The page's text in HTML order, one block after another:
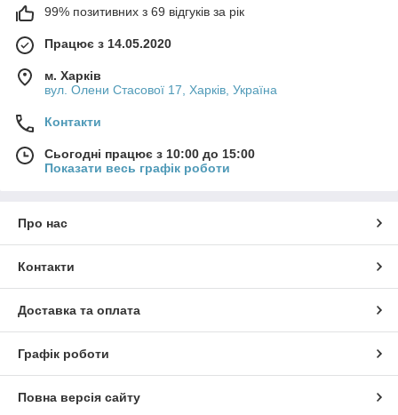
99% позитивних з 69 відгуків за рік
Працює з 14.05.2020
м. Харків
вул. Олени Стасової 17, Харків, Україна
Контакти
Сьогодні працює з 10:00 до 15:00
Показати весь графік роботи
Про нас
Контакти
Доставка та оплата
Графік роботи
Повна версія сайту